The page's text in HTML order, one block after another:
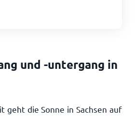
und -untergang in
geht die Sonne in Sachsen auf